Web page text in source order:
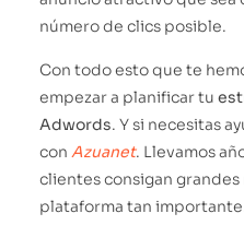
número de clics posible.
Con todo esto que te
empezar a planificar tu
Adwords. Y si necesitas
con Azuanet. Llevamos
clientes consigan
plataforma tan